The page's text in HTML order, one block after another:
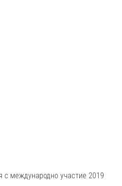
с международно участие 2019